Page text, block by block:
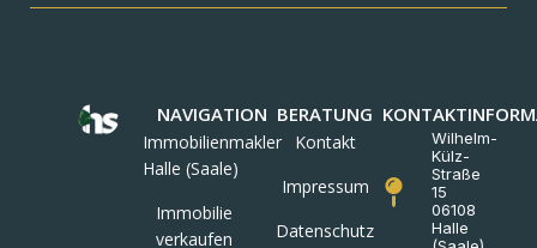
NAVIGATION
Immobilienmakler
Halle (Saale)
Immobilie
verkaufen
BERATUNG
Kontakt
Impressum
Datenschutz
Wilhelm-
Külz-
Straße
15
06108
Halle